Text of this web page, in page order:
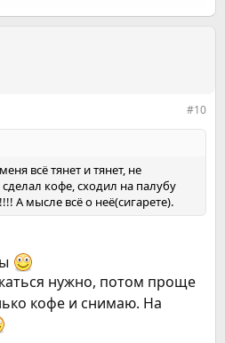
#10
всё тянет и тянет, не
кофе, сходил на палубу
А мысле всё о неё(сигарете).
нужно, потом проще
кофе и снимаю. На